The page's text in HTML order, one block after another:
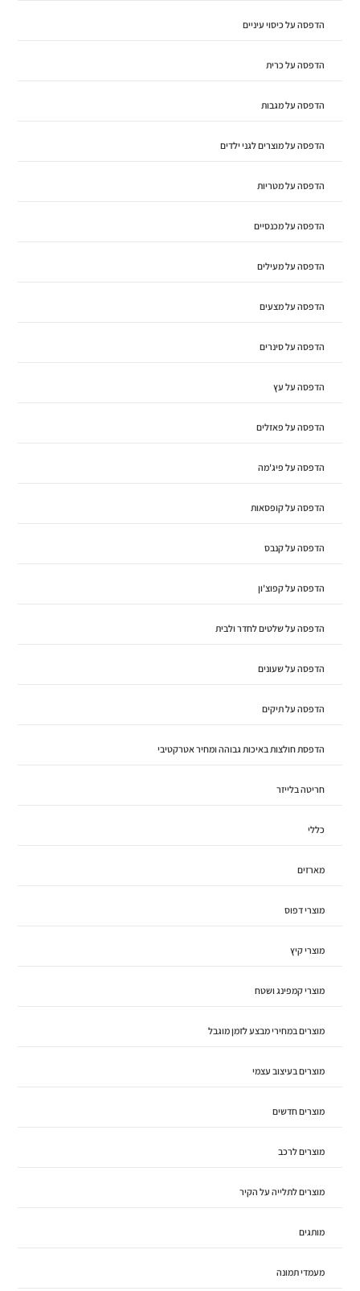
הדפסה על כיסוי עיניים
הדפסה על כרית
הדפסה על מגבות
הדפסה על מוצרים לגני ילדים
הדפסה על מטריות
הדפסה על מכנסיים
הדפסה על מעילים
הדפסה על מצעים
הדפסה על סינרים
הדפסה על עץ
הדפסה על פאזלים
הדפסה על פיג'מה
הדפסה על קופסאות
הדפסה על קנבס
הדפסה על קפוצ'ון
הדפסה על שלטים לחדר ולבית
הדפסה על שעונים
הדפסה על תיקים
הדפסת חולצות באיכות גבוהה ומחיר אטרקטיבי
חריטה בלייזר
כללי
מארזים
מוצרי דפוס
מוצרי קיץ
מוצרי קמפינג ושטח
מוצרים במחירי מבצע לזמן מוגבל
מוצרים בעיצוב עצמי
מוצרים חדשים
מוצרים לרכב
מוצרים לתלייה על הקיר
מותגים
מעמדי תמונה